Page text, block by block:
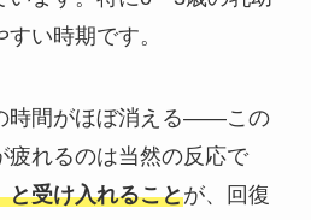
い時期です。
時間がほぼ消える——この
疲れるのは当然の反応で
と受け入れることが、回復